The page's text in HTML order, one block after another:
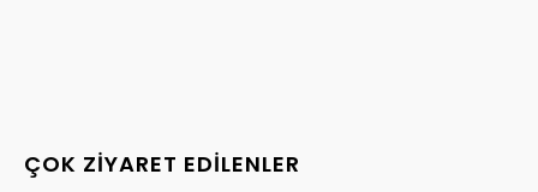
ÇOK ZIYARET EDILENLER